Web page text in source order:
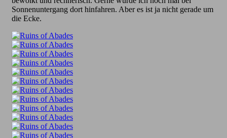
Sonnenuntergang dort hinfahren. Aber es ist ja nicht gerade um
die Ecke.